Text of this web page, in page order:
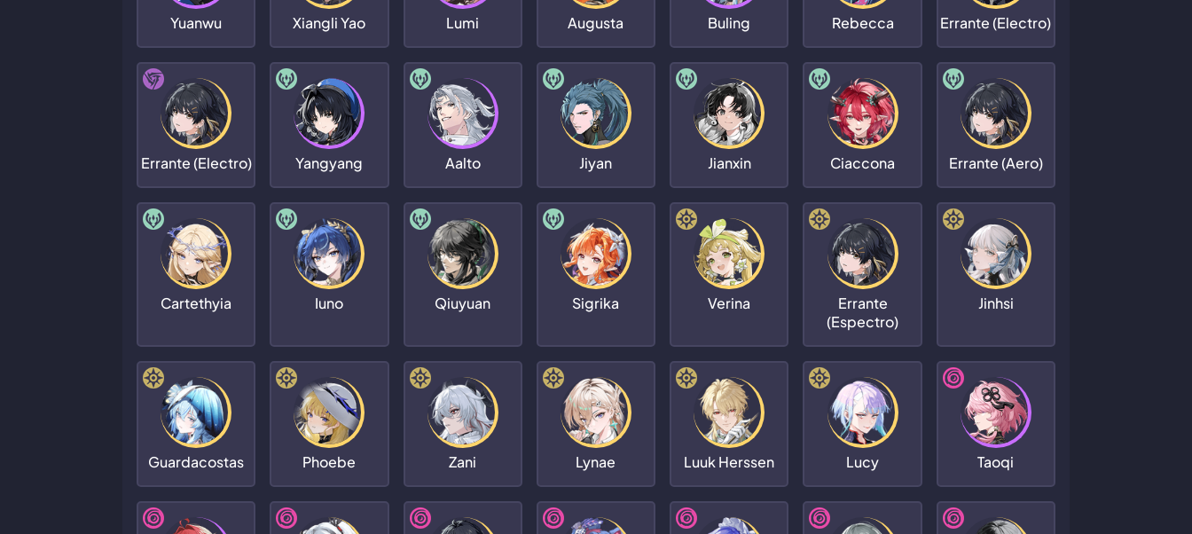
Yuanwu Xiangli Yao Lumi Augusta Buling Rebecca Errante (Electro)
Errante (Electro) Yangyang Aalto Jiyan Jianxin Ciaccona Errante (Aero)
Cartethyia Iuno Qiuyuan Sigrika Verina
Errante
(Espectro)
Jinhsi
Guardacostas Phoebe Zani Lynae Luuk Herssen Lucy Taoqi